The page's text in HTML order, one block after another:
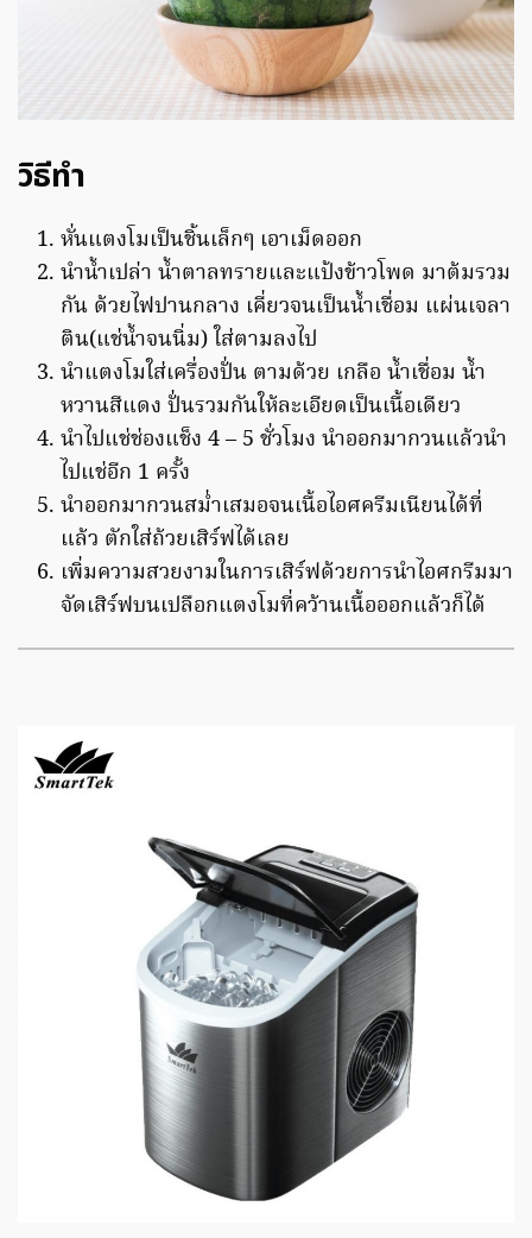
วิธีทำ
หั่นแตงโมเป็นชิ้นเล็กๆ เอาเม็ดออก
นำน้ำเปล่า น้ำตาลทรายและแป้งข้าวโพด มาต้มรวม
กัน ด้วยไฟปานกลาง เคี่ยวจนเป็นน้ำเชื่อม แผ่นเจลา
ติน(แช่น้ำจนนิ่ม) ใส่ตามลงไป
นำแตงโมใส่เครื่องปั่น ตามด้วย เกลือ น้ำเชื่อม น้ำ
หวานสีแดง ปั่นรวมกันให้ละเอียดเป็นเนื้อเดียว
นำไปแช่ช่องแช็ง 4 – 5 ชั่วโมง นำออกมากวนแล้วนำ
ไปแช่อีก 1 ครั้ง
นำออกมากวนสม่ำเสมอจนเนื้อไอศครีมเนียนได้ที่
แล้ว ตักใส่ถ้วยเสิร์ฟได้เลย
เพิ่มความสวยงามในการเสิร์ฟด้วยการนำไอศกรีมมา
จัดเสิร์ฟบนเปลือกแตงโมที่คว้านเนื้อออกแล้วก็ได้